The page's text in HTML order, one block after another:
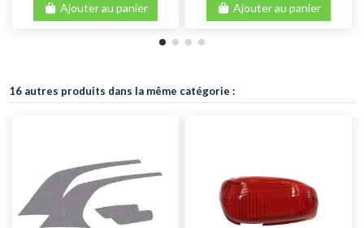
Ajouter au panier Ajouter au panier
16 autres produits dans la même catégorie :